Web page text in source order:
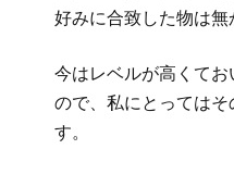
好みに合致した物は無
今はレベルが高くて
ので、私にとっては
す。